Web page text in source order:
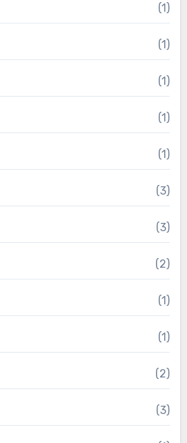
(1)
(1)
(1)
(1)
(1)
(3)
(3)
(2)
(1)
(1)
(2)
(3)